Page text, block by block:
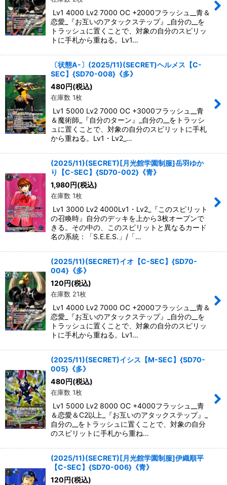
Lv1 4000 Lv2 7000 OC +2000フラッシュ__青＆
恋愛_『お互いのアタックステップ』_自分の__を
トラッシュに置くことで、対象の自分のスピリッ
トに手札から重ねる。Lv1…
〔状態A-〕(2025/11)(SECRET)ヘルメス【C-
SEC】{SD70-008}《多》
480 円(税込)
在庫数 1枚
Lv1 5000 Lv2 7000 OC +3000フラッシュ__青
＆魔術師_『自分のターン』_自分の__をトラッシ
ュに置くことで、対象の自分のスピリットに手札
から重ねる。Lv1・Lv2_…
(2025/11)(SECRET)[月光館学園制服]岳羽ゆか
り【C-SEC】{SD70-002}《青》
1,980 円(税込)
在庫数 1枚
Lv1 3000 Lv2 4000Lv1・Lv2_『このスピリット
の召喚時』自分のデッキを上から3枚オープンで
きる。その中の、このスピリットと異なるカード
名の系統：「S.E.E.S.」/「…
(2025/11)(SECRET)イオ【C-SEC】{SD70-
004}《多》
120 円(税込)
在庫数 21枚
Lv1 4000 Lv2 7000 OC +2000フラッシュ__青＆
恋愛_『お互いのアタックステップ』_自分の__を
トラッシュに置くことで、対象の自分のスピリッ
トに手札から重ねる。Lv1…
(2025/11)(SECRET)イシス【M-SEC】{SD70-
005}《多》
480 円(税込)
在庫数 1枚
Lv1 5000 Lv2 8000 OC +4000フラッシュ__青
＆恋愛＆C2以上_『お互いのアタックステップ』_
自分の__をトラッシュに置くことで、対象の自分
のスピリットに手札から重ね…
(2025/11)(SECRET)[月光館学園制服]伊織順平
【C-SEC】{SD70-006}《青》
120 円(税込)